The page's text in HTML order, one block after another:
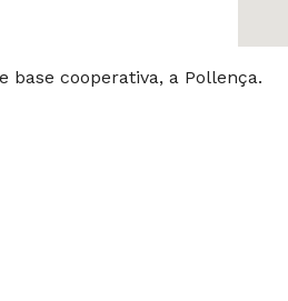
cooperativa, a Pollença.